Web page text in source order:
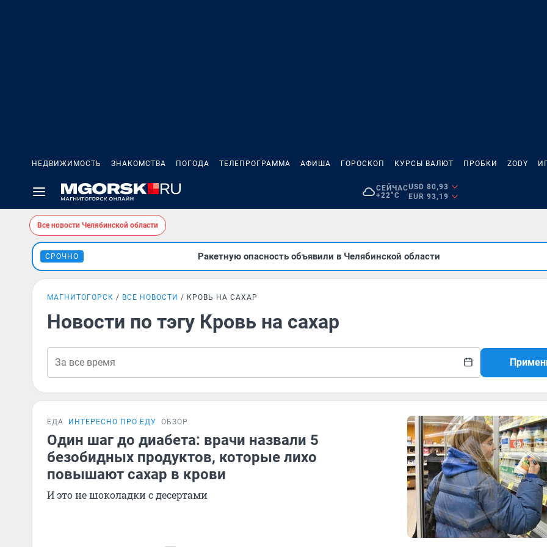
НЕДВИЖИМОСТЬ ЗНАКОМСТВА ПОГОДА ТЕЛЕПРОГРАММА АФИША ГОРОСКОП КУРСЫ ВАЛЮТ ПРОБКИ ZODY
СЕЙЧАС
+22°C
USD 80,93
EUR 93,19
Все новости Челябинской области
СРОЧНО Ракетную опасность объявили в Челябинской области
МАГНИТОГОРСК ВСЕ НОВОСТИ КРОВЬ НА САХАР
Новости по тэгу Кровь на сахар
ЕДА ИНТЕРЕСНО ПРО ЕДУ ОБЗОР
Один шаг до диабета: врачи назвали 5
безобидных продуктов, которые лихо
повышают сахар в крови
И это не шоколадки с десертами